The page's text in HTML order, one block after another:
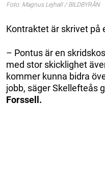
Foto: Magnus Lejhall / BILDBYRÅN
Kontraktet är skrivet på
– Pontus är en
med stor skicklighet
kommer kunna bidra
jobb, säger Skellefteås
Forssell.